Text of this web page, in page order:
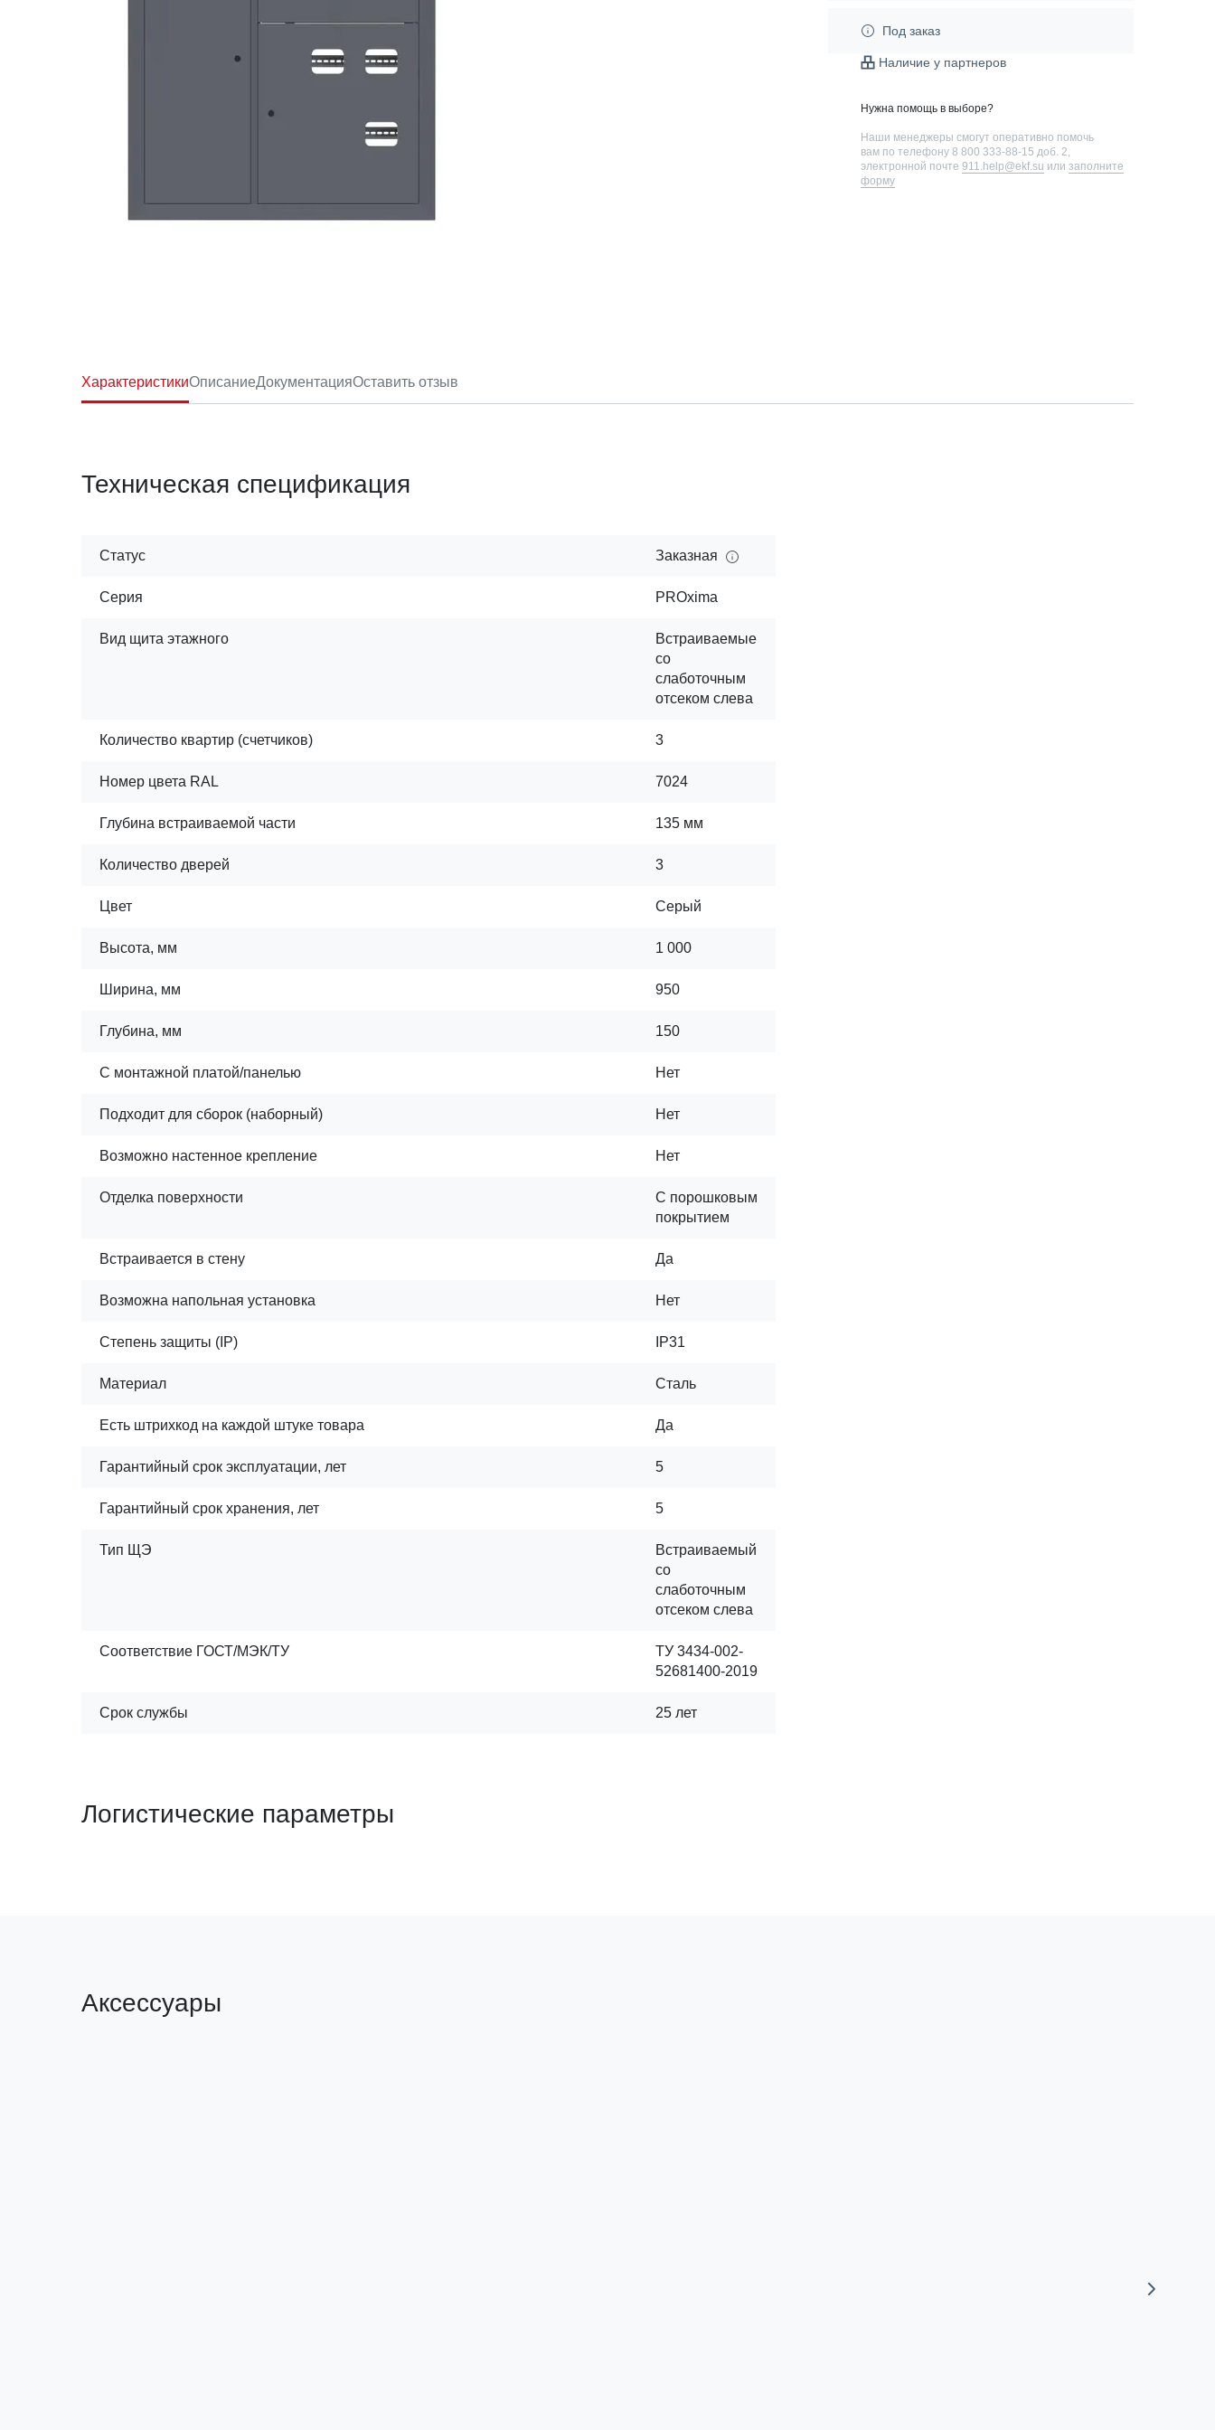
Под заказ
Наличие у партнеров
Нужна помощь в выборе?
Наши менеджеры смогут оперативно помочь
вам по телефону 8 800 333-88-15 доб. 2
электронной почте 911.help@ekf.su или заполните
форму
ХарактеристикиОписаниеДокументацияОставить отзыв
Техническая спецификация
Статус Заказная
Серия PROxima
Вид щита этажного
Встраиваемые
со
слаботочным
отсеком слева
Количество квартир (счетчиков) 3
Номер цвета RАL 7024
Глубина встраиваемой части 135 мм
Количество дверей 3
Цвет Серый
Высота, мм 1 000
Ширина, мм 950
Глубина, мм 150
С монтажной платой/панелью Нет
Подходит для сборок (наборный) Нет
Возможно настенное крепление Нет
Отделка поверхности
С порошковым
покрытием
Встраивается в стену Да
Возможна напольная установка Нет
Степень защиты (IP) IP31
Материал Сталь
Есть штрихкод на каждой штуке товара Да
Гарантийный срок эксплуатации, лет 5
Гарантийный срок хранения, лет 5
Тип ЩЭ
Встраиваемый
со
слаботочным
отсеком слева
Соответствие ГОСТ/МЭК/ТУ
ТУ 3434-002-
52681400-2019
Срок службы 25 лет
Логистические параметры
Аксессуары